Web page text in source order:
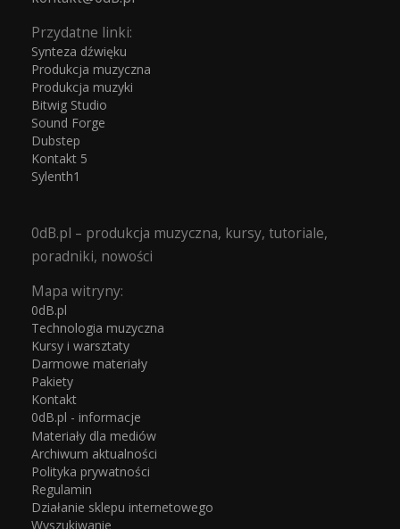
Przydatne linki:
Synteza dźwięku
Produkcja muzyczna
Produkcja muzyki
Bitwig Studio
Sound Forge
Dubstep
Kontakt 5
Sylenth1
0dB.pl – produkcja muzyczna, kursy, tutoriale,
poradniki, nowości
Mapa witryny:
0dB.pl
Technologia muzyczna
Kursy i warsztaty
Darmowe materiały
Pakiety
Kontakt
0dB.pl - informacje
Materiały dla mediów
Archiwum aktualności
Polityka prywatności
Regulamin
Działanie sklepu internetowego
Wyszukiwanie